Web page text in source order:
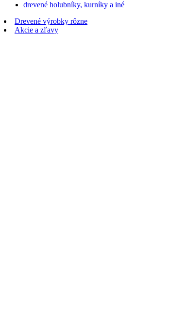
drevené holubníky, kurníky a iné
Drevené výrobky rôzne
Akcie a zľavy